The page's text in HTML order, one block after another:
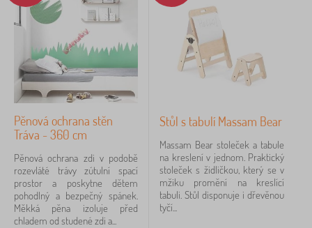
Pěnová ochrana stěn
Tráva - 360 cm
Pěnová ochrana zdi v podobě
rozevláté trávy zútulní spací
prostor a poskytne dětem
pohodlný a bezpečný spánek.
Měkká pěna izoluje před
chladem od studené zdi a...
Stůl s tabulí Massam Bear
Massam Bear stoleček a tabule
na kreslení v jednom. Praktický
stoleček s židličkou, který se v
mžiku promění na kreslící
tabuli. Stůl disponuje i dřevěnou
tyčí...